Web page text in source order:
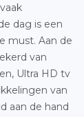
dag is een
must. Aan de
van
Ultra HD tv
van
aan de hand